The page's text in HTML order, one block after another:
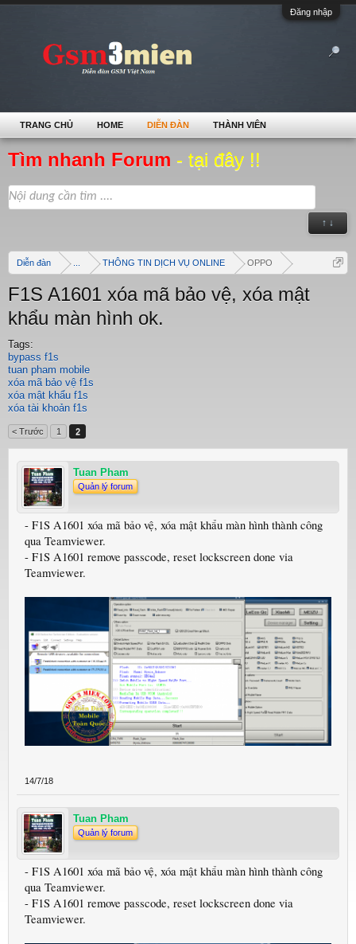
Đăng nhập
Tìm nhanh Forum - tại đây !!
↑ ↓
Diễn đàn THÔNG TIN DỊCH VỤ ONLINE OPPO
F1S A1601 xóa mã bảo vệ, xóa mật
khẩu màn hình ok.
Tags:
bypass f1s
tuan pham mobile
xóa mã bảo vệ f1s
xóa mật khẩu f1s
xóa tài khoản f1s
< Trước 1 2
Tuan Pham
Quản lý forum
- F1S A1601 xóa mã bảo vệ, xóa mật khẩu màn hình thành công
qua Teamviewer.
- F1S A1601 remove passcode, reset lockscreen done via
Teamviewer.
14/7/18
Tuan Pham
Quản lý forum
- F1S A1601 xóa mã bảo vệ, xóa mật khẩu màn hình thành công
qua Teamviewer.
- F1S A1601 remove passcode, reset lockscreen done via
Teamviewer.
TRANG CHỦ HOME DIỄN ĐÀN THÀNH VIÊN